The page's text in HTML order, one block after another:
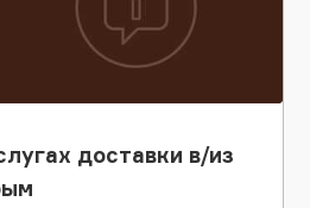
доставки в/из